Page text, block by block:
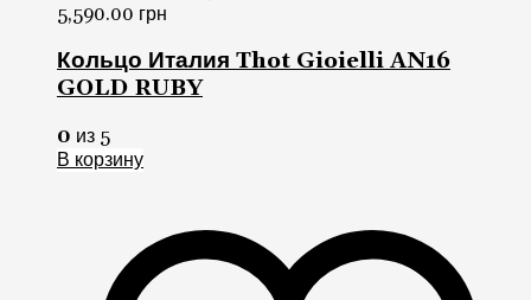
5,590.00 грн
Кольцо Италия Thot Gioielli AN16
GOLD RUBY
0 из 5
В корзину